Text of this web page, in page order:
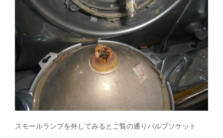
スモールランプを外してみるとご覧の通りバルブソケット